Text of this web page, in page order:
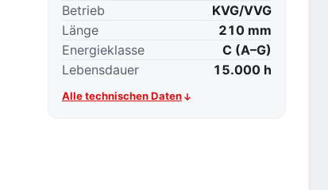
Betrieb
KVG/VVG
Länge
210 mm
Energieklasse
C (A–G)
Lebensdauer
15.000 h
Alle technischen Daten